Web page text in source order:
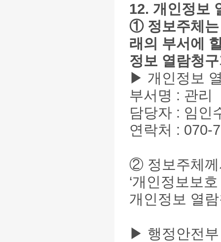
12. 개인정보
① 정보주체는
래의 부서에
정보 열람청
▶ 개인정보
부서명 : 관리
담당자 : 임인
연락처 : 070-
② 정보주체께
‘개인정보보
개인정보 열
▶ 행정안전